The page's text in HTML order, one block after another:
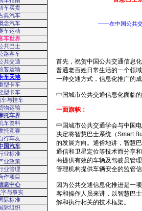
车买卖
典汽车
念汽车
车运动
车世界
共巴士
路客车
共交通
客运输
车天地
型卡车
型卡车
车与挂车
物运输
托车界
车资料
托竞赛
行车友
国汽车
业标准
业政策
业管理
作项目
息中心
字与事实
际标准
际组织
——在中国公共交
首先，祝贺中国公共交通信息
普通老百姓日常生活的一个领
一种交通方式，信息化推广的
中国城市公共交通信息化面临
一面旗帜：
中国城市公共交通学会与中国
决定将智慧巴士系统（Smart
的发展方向。通俗地讲，智慧
通信和卫星定位等技术而分享
商提供有效的车辆及驾驶员管
管理机构提供车辆安全的监管
因为公共交通信息化推进是一
客和操作人员来讲，以智慧巴
解和执行相关的技术框架。